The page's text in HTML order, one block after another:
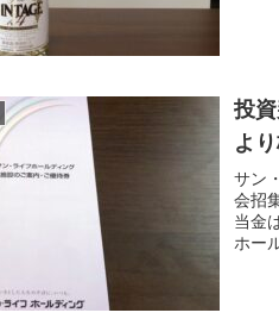
投
よ
サン
会招
当金
ホー